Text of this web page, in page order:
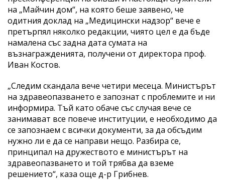
на „Майчин дом“, на която беше заявено, че
одитния доклад на „Медицински надзор“ вече е
претърпял няколко редакции, чиято цел е да бъде
намалена със задна дата сумата на
възнагражденията, получени от директора проф.
Иван Костов.
„Следим скандала вече четири месеца. Министърът
на здравеопазването е запознат с проблемите и ни
информира. Тъй като обаче със случая вече се
занимават все повече институции, е необходимо да
се запознаем с всички документи, за да обсъдим
нужно ли е да се направи нещо. Разбира се,
принципал на дружеството е министърът на
здравеопазването и той трябва да вземе
решението“, каза още д-р Грибнев.